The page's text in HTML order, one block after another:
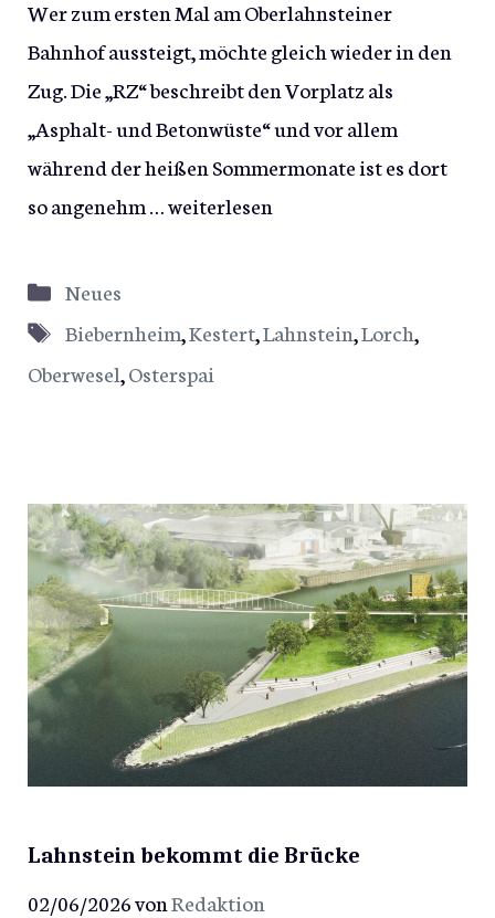
Wer zum ersten Mal am Oberlahnsteiner
Bahnhof aussteigt, möchte gleich wieder in den
Zug. Die „RZ“ beschreibt den Vorplatz als
„Asphalt- und Betonwüste“ und vor allem
während der heißen Sommermonate ist es dort
so angenehm …weiterlesen
Kategorien
Neues
Schlagwörter
Biebernheim,Kestert,Lahnstein,Lorch,
Oberwesel,Osterspai
Lahnstein bekommt die Brücke
02/06/2026vonRedaktion